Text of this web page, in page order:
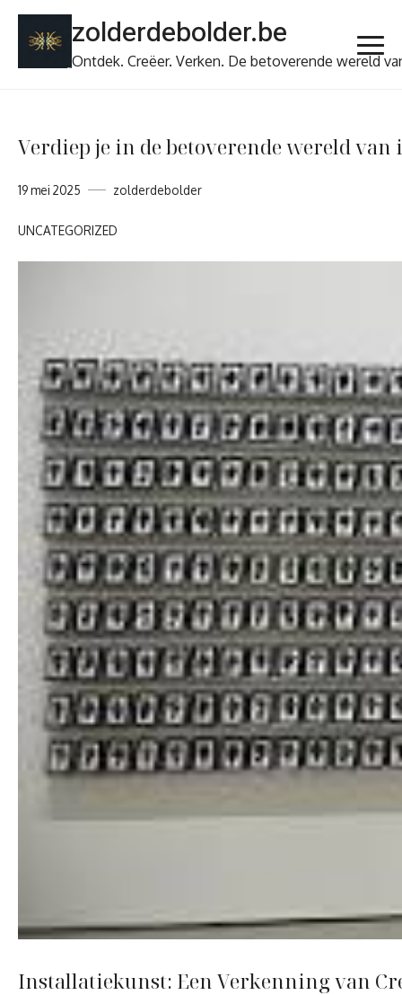
zolderdebolder.be
Ontdek. Creëer. Verken. De betoverende wereld
Verdiep je in de betoverende wereld
19 mei 2025 zolderdebolder
UNCATEGORIZED
Installatiekunst: Een Verkenning van